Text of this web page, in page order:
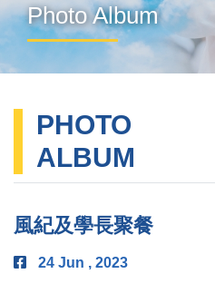
Photo Album
PHOTO
ALBUM
風紀及學長聚餐
24 Jun , 2023